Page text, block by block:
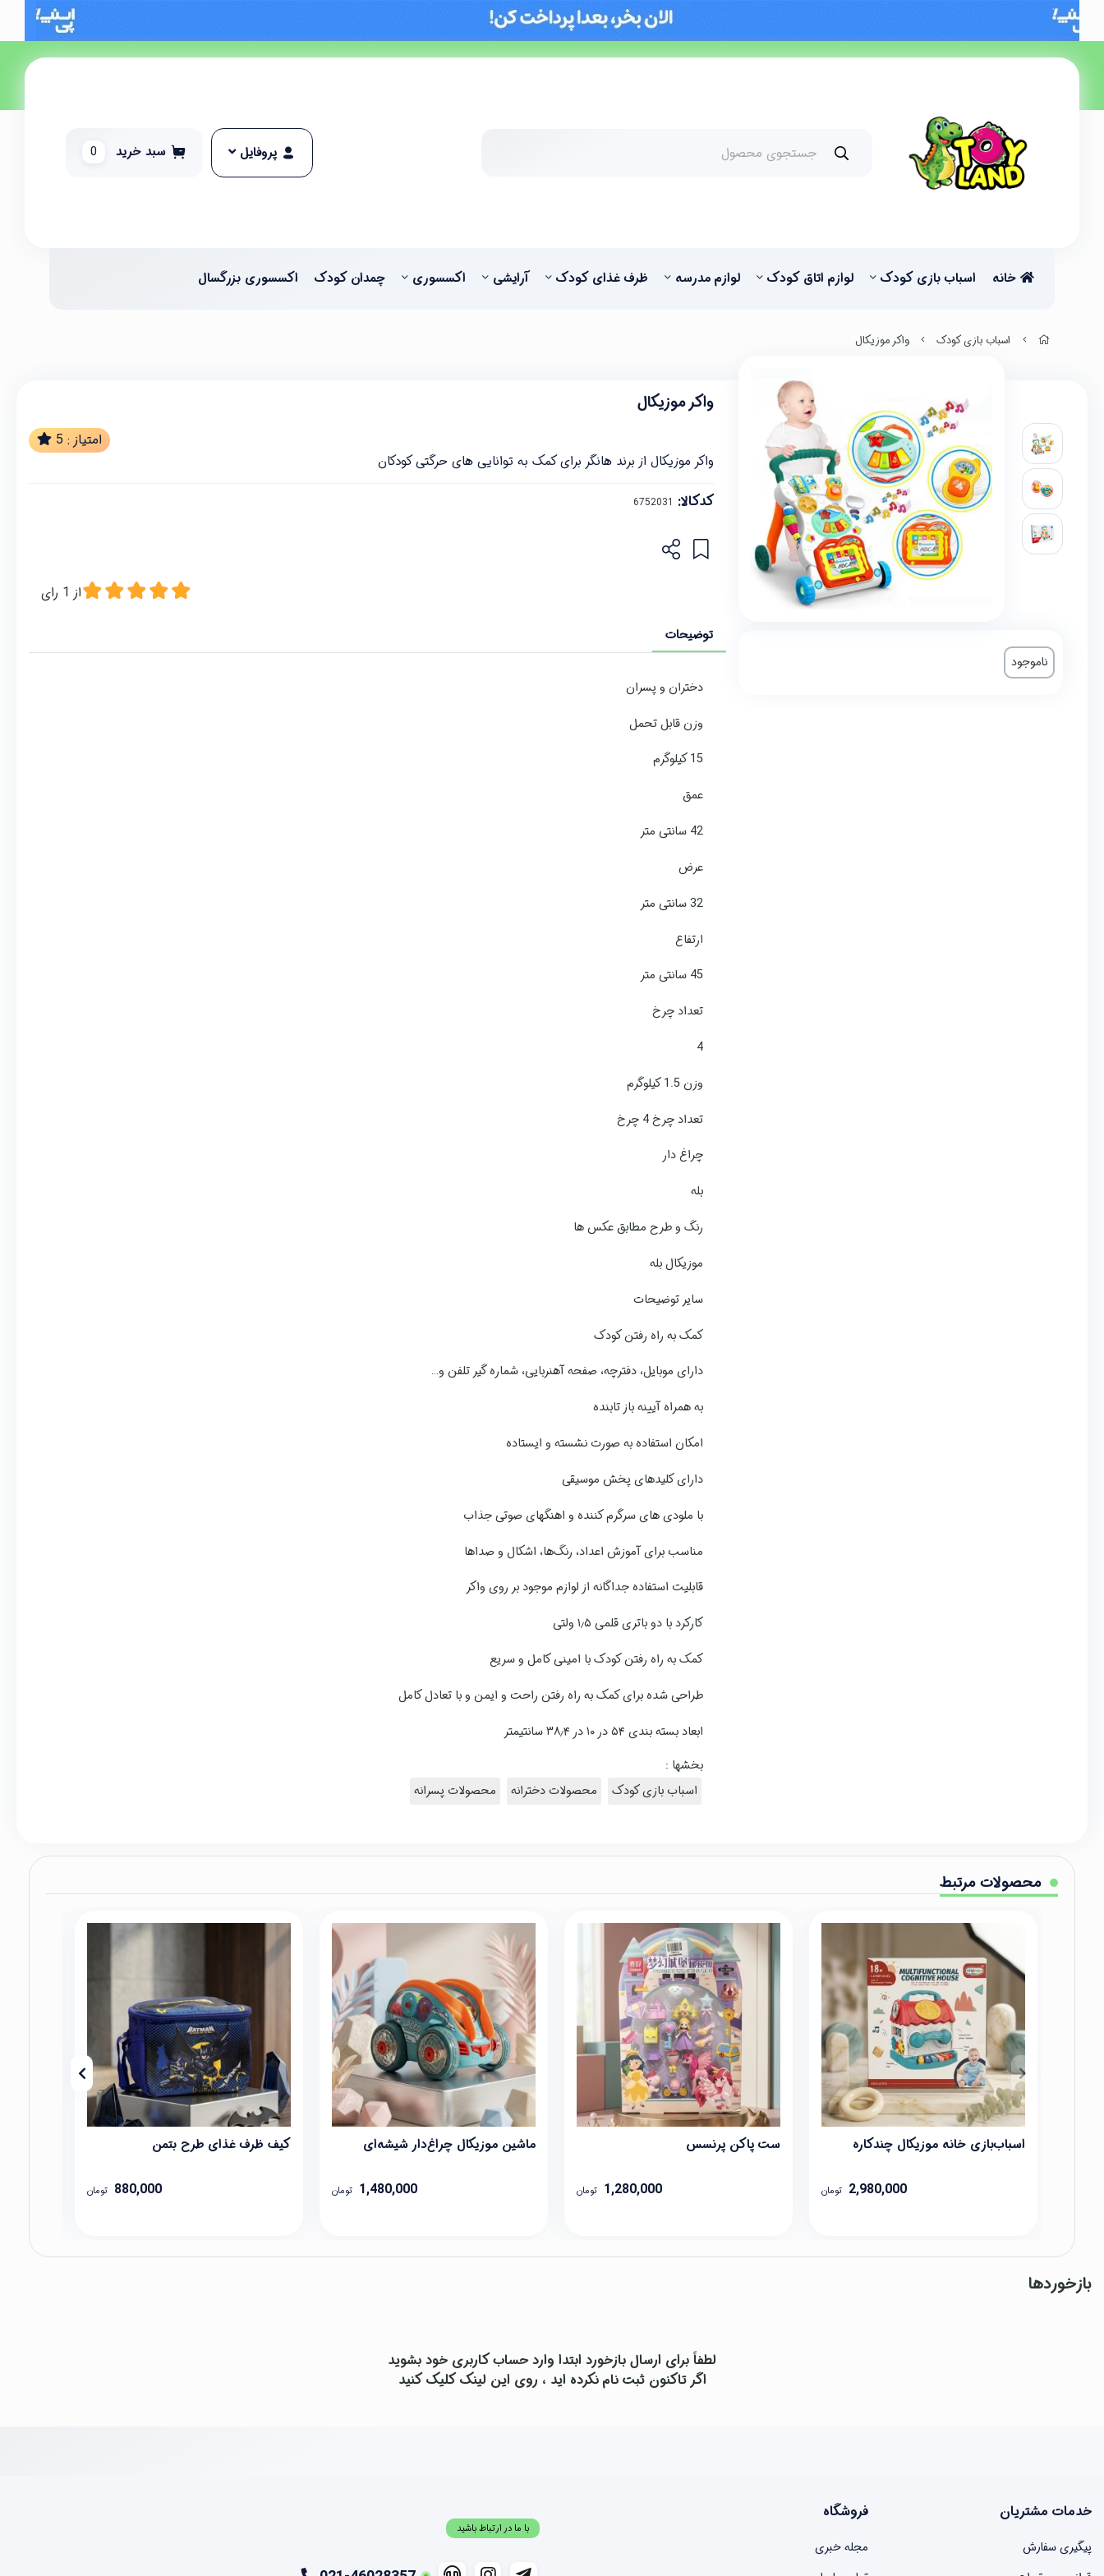
پروفایل سبد خرید 0
خانه اسباب بازی کودک لوازم اتاق کودک لوازم مدرسه ظرف غذای کودک آرایشی اکسسوری چمدان کودک اکسسوری بزرگسال
اسباب بازی کودک واکر موزیکال
ناموجود
واکر موزیکال
امتیاز : 5
واکر موزیکال از برند هانگر برای کمک به توانایی های حرگتی کودکان
کدکالا:
از 1 رای
توضیحات
دختران و پسران
وزن قابل تحمل
15 کیلوگرم
عمق
42 سانتی متر
عرض
32 سانتی متر
ارتفاع
45 سانتی متر
تعداد چرخ
4
وزن 1.5 کیلوگرم
تعداد چرخ 4 چرخ
چراغ دار
بله
رنگ و طرح مطابق عکس ها
موزیکال بله
سایر توضیحات
کمک به راه رفتن کودک
دارای موبایل، دفترچه، صفحه آهنربایی، شماره گیر تلفن و…
به همراه آیینه باز تابنده
امکان استفاده به صورت نشسته و ایستاده
دارای کلیدهای پخش موسیقی
با ملودی های سرگرم کننده و اهنگهای صوتی جذاب
مناسب برای آموزش اعداد، رنگ‌ها، اشکال و صداها
قابلیت استفاده جداگانه از لوازم موجود بر روی واکر
کارکرد با دو باتری قلمی ۱٫۵ ولتی
کمک به راه رفتن کودک با امینی کامل و سریع
طراحی شده برای کمک به راه رفتن راحت و ایمن و با تعادل کامل
ابعاد بسته بندی ۵۴ در ۱۰ در ۳۸٫۴ سانتیمتر
بخشها :
اسباب بازی کودک
محصولات دخترانه محصولات پسرانه
محصولات مرتبط
اسباب‌بازی خانه موزیکال چندکاره
2,980,000 تومان
ست پاکن پرنسس
1,280,000 تومان
ماشین موزیکال چراغ‌دار شیشه‌ای
1,480,000 تومان
کیف ظرف غذای طرح بتمن
880,000 تومان
بازخوردها
لطفاً برای ارسال بازخورد ابتدا وارد حساب کاربری خود بشوید
اگر تاکنون ثبت نام نکرده اید ، روی این لینککلیک کنید
خدمات مشتریان
پیگیری سفارش
فروشگاه
مجله خبری
با ما در ارتباط باشید